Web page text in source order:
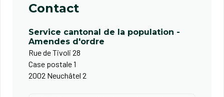
Contact
Service cantonal de la population -
Amendes d'ordre
Rue de Tivoli 28
Case postale 1
2002 Neuchâtel 2